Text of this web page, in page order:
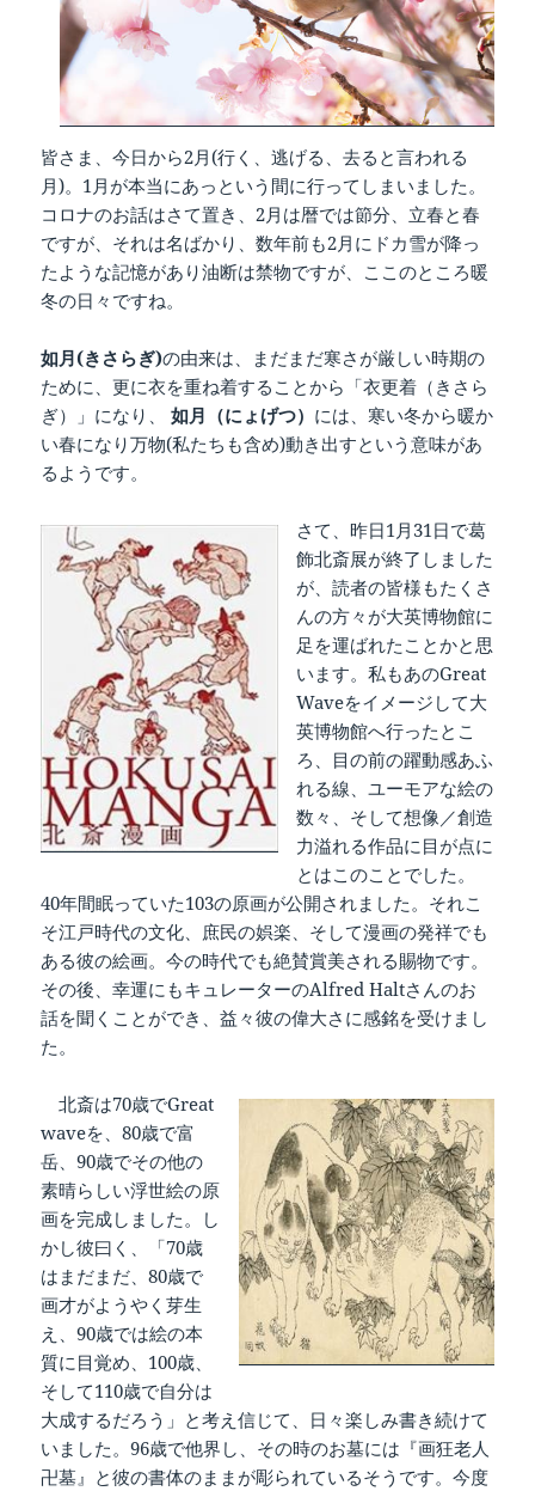
皆さま、今日から2月(行く、逃げる、去ると言われる
月)。1月が本当にあっという間に行ってしまいました。
コロナのお話はさて置き、2月は暦では節分、立春と春
ですが、それは名ばかり、数年前も2月にドカ雪が降っ
たような記憶があり油断は禁物ですが、ここのところ暖
冬の日々ですね。
如月(きさらぎ)の由来は、まだまだ寒さが厳しい時期の
ために、更に衣を重ね着することから「衣更着（きさら
ぎ）」になり、
如月（にょげつ） には、寒い冬から暖か
い春になり万物(私たちも含め)動き出すという意味があ
るようです。
さて、昨日1月31日で葛
飾北斎展が終了しました
が、読者の皆様もたくさ
んの方々が大英博物館に
足を運ばれたことかと思
います。私もあのGreat
Waveをイメージして大
英博物館へ行ったとこ
ろ、目の前の躍動感あふ
れる線、ユーモアな絵の
数々、そして想像／創造
力溢れる作品に目が点に
とはこのことでした。
40年間眠っていた103の原画が公開されました。それこ
そ江戸時代の文化、庶民の娯楽、そして漫画の発祥でも
ある彼の絵画。今の時代でも絶賛賞美される賜物です。
その後、幸運にもキュレーターのAlfred Haltさんのお
話を聞くことができ、益々彼の偉大さに感銘を受けまし
た。
北斎は70歳でGreat
waveを、80歳で富
岳、90歳でその他の
素晴らしい浮世絵の原
画を完成しました。し
かし彼曰く、「70歳
はまだまだ、80歳で
画才がようやく芽生
え、90歳では絵の本
質に目覚め、100歳、
そして110歳で自分は
大成するだろう」と考え信じて、日々楽しみ書き続けて
いました。96歳で他界し、その時のお墓には『画狂老人
卍墓』と彼の書体のままが彫られているそうです。今度